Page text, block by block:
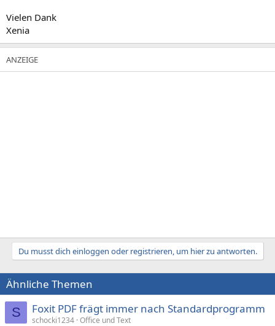
Vielen Dank
Xenia
Du musst dich einloggen oder registrieren, um hier zu antworten.
Ähnliche Themen
S Foxit PDF frägt immer nach Standardprogramm
schocki1234 Office und Text